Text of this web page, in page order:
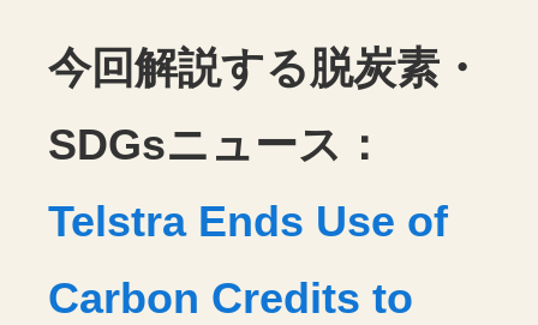
今回解説する脱炭素・
SDGsニュース：
Telstra Ends Use of
Carbon Credits to